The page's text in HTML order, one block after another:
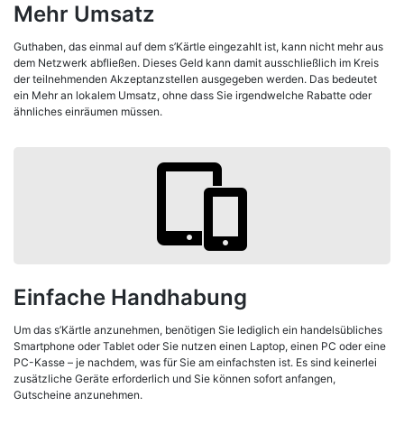
Mehr Umsatz
Guthaben, das einmal auf dem s’Kärtle eingezahlt ist, kann nicht mehr aus
dem Netzwerk abfließen. Dieses Geld kann damit ausschließlich im Kreis
der teilnehmenden Akzeptanzstellen ausgegeben werden. Das bedeutet
ein Mehr an lokalem Umsatz, ohne dass Sie irgendwelche Rabatte oder
ähnliches einräumen müssen.
Einfache Handhabung
Um das s’Kärtle anzunehmen, benötigen Sie lediglich ein handelsübliches
Smartphone oder Tablet oder Sie nutzen einen Laptop, einen PC oder eine
PC-Kasse – je nachdem, was für Sie am einfachsten ist. Es sind keinerlei
zusätzliche Geräte erforderlich und Sie können sofort anfangen,
Gutscheine anzunehmen.